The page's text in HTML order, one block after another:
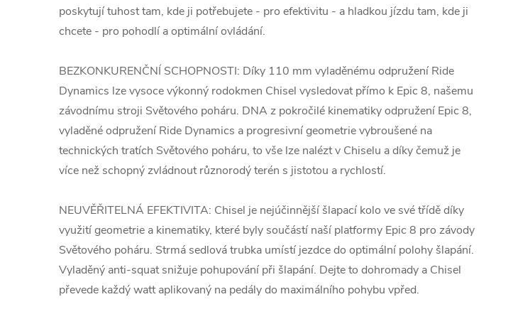
poskytují tuhost tam, kde ji potřebujete - pro efektivitu - a hladkou jízdu tam, kde ji
chcete - pro pohodlí a optimální ovládání.
BEZKONKURENČNÍ SCHOPNOSTI: Díky 110 mm vyladěnému odpružení Ride
Dynamics lze vysoce výkonný rodokmen Chisel vysledovat přímo k Epic 8, našemu
závodnímu stroji Světového poháru. DNA z pokročilé kinematiky odpružení Epic 8,
vyladěné odpružení Ride Dynamics a progresivní geometrie vybroušené na
technických tratích Světového poháru, to vše lze nalézt v Chiselu a díky čemuž je
více než schopný zvládnout různorodý terén s jistotou a rychlostí.
NEUVĚŘITELNÁ EFEKTIVITA: Chisel je nejúčinnější šlapací kolo ve své třídě díky
využití geometrie a kinematiky, které byly součástí naší platformy Epic 8 pro závody
Světového poháru. Strmá sedlová trubka umístí jezdce do optimální polohy šlapání.
Vyladěný anti-squat snižuje pohupování při šlapání. Dejte to dohromady a Chisel
převede každý watt aplikovaný na pedály do maximálního pohybu vpřed.